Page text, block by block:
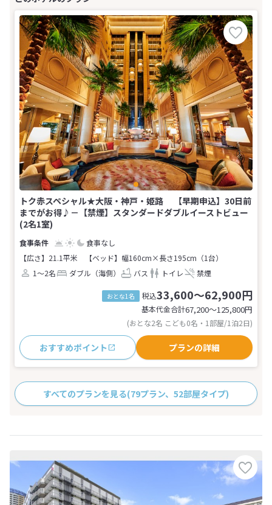
トク赤スペシャル★大阪・神戸・姫路 【早期申込】30日前
までがお得♪－【禁煙】スタンダードダブルイーストビュー
(2名1室)
食事なし
【広さ】21.1平米
【ベッド】幅160cm×長さ195cm（1台）
1～2名
ダブル（海側） バス トイレ 禁煙
おとな1名 税込33,600～62,900円
基本代金合計67,200〜125,800円
(おとな2名 こども0名・1部屋/1泊2日)
おすすめポイント プランの詳細
すべてのプランを見る(79プラン、52部屋タイプ)